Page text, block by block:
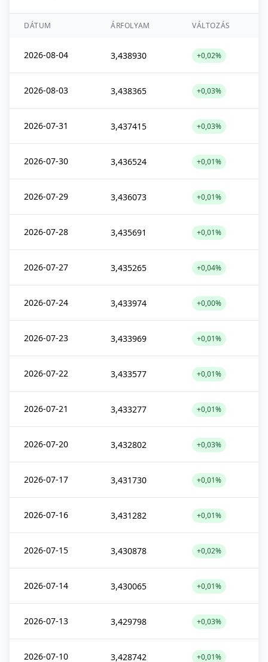
DÁTUM ÁRFOLYAM VÁLTOZÁS
2026-08-04 3,438930 +0,02%
2026-08-03 3,438365 +0,03%
2026-07-31 3,437415 +0,03%
2026-07-30 3,436524 +0,01%
2026-07-29 3,436073 +0,01%
2026-07-28 3,435691 +0,01%
2026-07-27 3,435265 +0,04%
2026-07-24 3,433974 +0,00%
2026-07-23 3,433969 +0,01%
2026-07-22 3,433577 +0,01%
2026-07-21 3,433277 +0,01%
2026-07-20 3,432802 +0,03%
2026-07-17 3,431730 +0,01%
2026-07-16 3,431282 +0,01%
2026-07-15 3,430878 +0,02%
2026-07-14 3,430065 +0,01%
2026-07-13 3,429798 +0,03%
2026-07-10 3,428742 +0,01%